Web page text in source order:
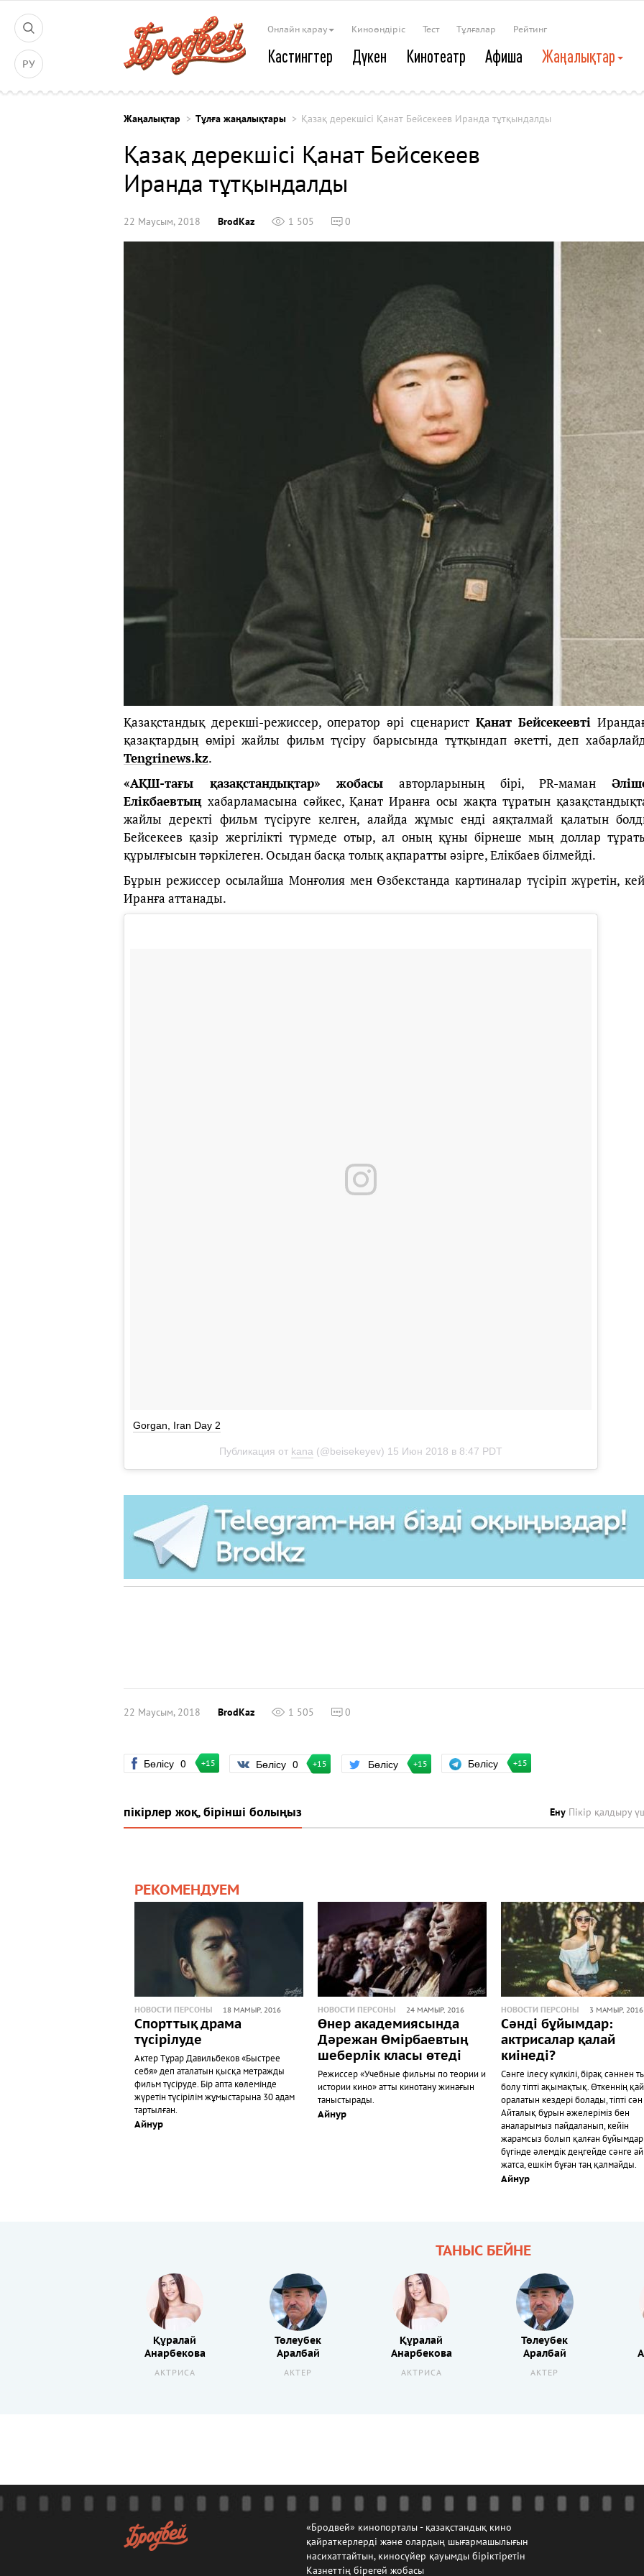
РУ
Онлайн қарау Киноөндіріс Тест Тұлғалар Рейтинг
Кастингтер Дүкен Кинотеатр Афиша Жаңалықтар
Жаңалықтар Тұлға жаңалықтары Қазақ дерекшісі Қанат Бейсекеев Иранда тұтқындалды
Қазақ дерекшісі Қанат Бейсекеев
Иранда тұтқындалды
22 Маусым, 2018 BrodKaz 1 505 0
Қазақстандық дерекші-режиссер, оператор әрі сценарист Қанат Бейсекеевті
қазақтардың өмірі жайлы фильм түсіру барысында тұтқындап әкетті, деп
Tengrinews.kz.
«АҚШ-тағы қазақстандықтар» жобасы авторларының бірі, PR-маман
Елікбаевтың хабарламасына сәйкес, Қанат Иранға осы жақта тұратын
жайлы деректі фильм түсіруге келген, алайда жұмыс енді аяқталмай қалатын
Бейсекеев қазір жергілікті түрмеде отыр, ал оның құны бірнеше мың доллар
құрылғысын тәркілеген. Осыдан басқа толық ақпаратты әзірге, Елікбаев білмейді.
Бұрын режиссер осылайша Монғолия мен Өзбекстанда картиналар түсіріп жүретін,
Иранға аттанады.
Gorgan, Iran Day 2
Публикация от kana (@beisekeyev) 15 Июн 2018 в 8:47 PDT
22 Маусым, 2018 BrodKaz 1 505 0
Бөлісу 0 +15 Бөлісу 0 +15 Бөлісу +15 Бөлісу +15
пікірлер жоқ, бірінші болыңыз Ену Пікір қалдыру
РЕКОМЕНДУЕМ
НОВОСТИ ПЕРСОНЫ 18 МАМЫР, 2016
Спорттық драма
түсірілуде
Актер Тұрар Давильбеков «Быстрее
себя» деп аталатын қысқа метражды
фильм түсіруде. Бір апта көлемінде
жүретін түсірілім жұмыстарына 30 адам
тартылған.
Айнур
НОВОСТИ ПЕРСОНЫ 24 МАМЫР, 2016
Өнер академиясында
Дәрежан Өмірбаевтың
шеберлік класы өтеді
Режиссер «Учебные фильмы по теории и
истории кино» атты кинотану жинағын
таныстырады.
Айнур
НОВОСТИ ПЕРСОНЫ 3 МАМЫР, 2016
Сәнді бұйымдар:
актрисалар қалай
киінеді?
Сәнге ілесу күлкілі, бірақ сәннен
болу тіпті ақымақтық. Өткеннің
оралатын кездері болады, тіпті
Айталық бұрын әжелеріміз бен
аналарымыз пайдаланып, кейін
жарамсыз болып қалған бұйымдар
бүгінде әлемдік деңгейде сәнге
жатса, ешкім бұған таң қалмайды.
Айнур
ТАНЫС БЕЙНЕ
Құралай
Анарбекова
АКТРИСА
Төлеубек
Аралбай
АКТЕР
Құралай
Анарбекова
АКТРИСА
Төлеубек
Аралбай
АКТЕР
«Бродвей» кинопорталы - қазақстандық кино
қайраткерлерді және олардың шығармашылығын
насихаттайтын, киносүйер қауымды біріктіретін
Казнеттің бірегей жобасы